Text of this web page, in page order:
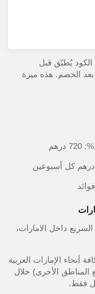
يُطبّق قبل
بعد الخصم. هذه ميزة
داخل الامارات،
أنحاء الإمارات العربية
المناطق الأخرى) خلال